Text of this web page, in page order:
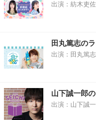
出演：紡木吏
田丸篤志の
出演：田丸篤志
山下誠一郎
出演：山下誠